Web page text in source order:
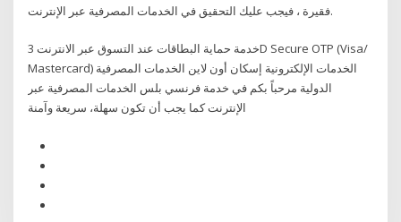
فقيرة ، فيجب عليك التحقيق في الخدمات المصرفية عبر الإنترنت.
خدمة حماية البطاقات عند التسوق عبر الانترنت 3D Secure OTP (Visa/
Mastercard) الخدمات الإلكترونية إسكان أون لاين الخدمات المصرفية
الدولية مرحباً بكم في خدمة فرنسي بلس الخدمات المصرفية عبر
الإنترنت كما يجب أن تكون سهلة، سريعة وآمنة